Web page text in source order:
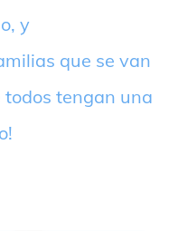
y
que se van
todos tengan una